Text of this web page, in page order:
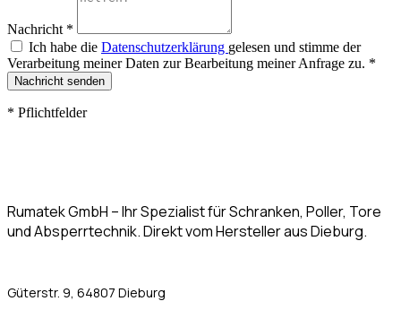
Nachricht *
Ich habe die Datenschutzerklärung gelesen und stimme der
Verarbeitung meiner Daten zur Bearbeitung meiner Anfrage zu. *
Nachricht senden
* Pflichtfelder
Rumatek GmbH – Ihr Spezialist für Schranken, Poller, Tore
und Absperrtechnik. Direkt vom Hersteller aus Dieburg.
Güterstr. 9, 64807 Dieburg